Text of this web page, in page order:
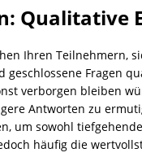
Qualitative
Ihren Teilnehmern,
geschlossene Fragen
verborgen bleiben
Antworten zu
um sowohl
häufig die